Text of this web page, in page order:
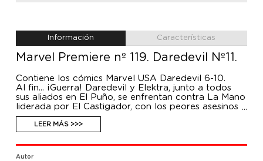
Información Características
Marvel Premiere nº 119. Daredevil Nº11.
Contiene los cómics Marvel USA Daredevil 6-10.
Al fin... ¡Guerra! Daredevil y Elektra, junto a todos
sus aliados en El Puño, se enfrentan contra La Mano
liderada por El Castigador, con los peores asesinos
del mundo a sus órdenes. Mientras tanto, un
incidente con Elektra ha llevado a que Los
Vengadores pongan a nuestros héroes en el punto
de mira.
LEER MÁS >>>
Autor